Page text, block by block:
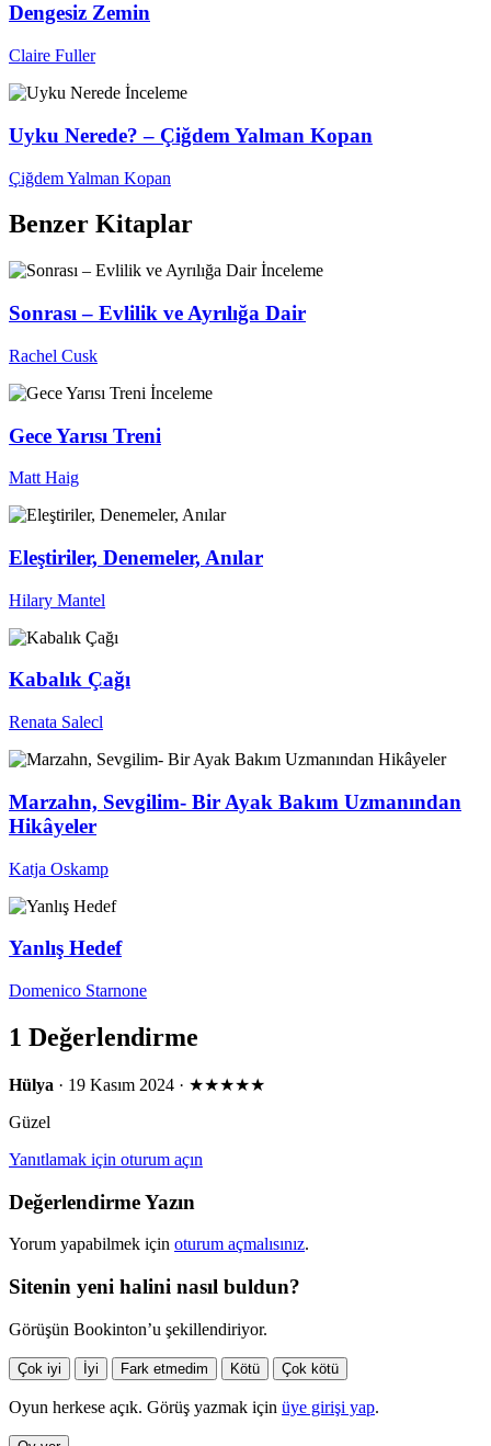
Dengesiz Zemin
Claire Fuller
İnceleme
Uyku Nerede? – Çiğdem Yalman Kopan
Çiğdem Yalman Kopan
Benzer Kitaplar
İnceleme
Sonrası – Evlilik ve Ayrılığa Dair
Rachel Cusk
İnceleme
Gece Yarısı Treni
Matt Haig
Eleştiriler, Denemeler, Anılar
Hilary Mantel
Kabalık Çağı
Renata Salecl
Marzahn, Sevgilim- Bir Ayak Bakım Uzmanından
Hikâyeler
Katja Oskamp
Yanlış Hedef
Domenico Starnone
1 Değerlendirme
Hülya · 19 Kasım 2024 · ★★★★★
Güzel
Yanıtlamak için oturum açın
Değerlendirme Yazın
Yorum yapabilmek için oturum açmalısınız.
Sitenin yeni halini nasıl buldun?
Görüşün Bookinton’u şekillendiriyor.
Çok iyi İyi Fark etmedim Kötü Çok kötü
Oyun herkese açık. Görüş yazmak için üye girişi yap.